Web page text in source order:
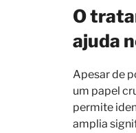
O
ajuda
Apesar de
um papel
permite
amplia